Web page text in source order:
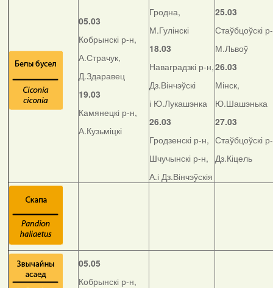
05.03
Кобрынскі р-н,
А.Страчук,
Д.Здаравец
19.03
Камянецкі р-н,
А.Кузьміцкі
Гродна,
М.Гулінскі
18.03
Наваградзкі р-н,
Дз.Вінчэўскі
і Ю.Лукашэнка
26.03
Гродзенскі р-н,
Шчучынскі р-н,
А.і Дз.Вінчэўскія
25.03
Стаўбцоўскі
М.Львоў
26.03
Мінск,
Ю.Шашэнька
27.03
Стаўбцоўскі
Дз.Кіцель
05.05
Кобрынскі р-н,